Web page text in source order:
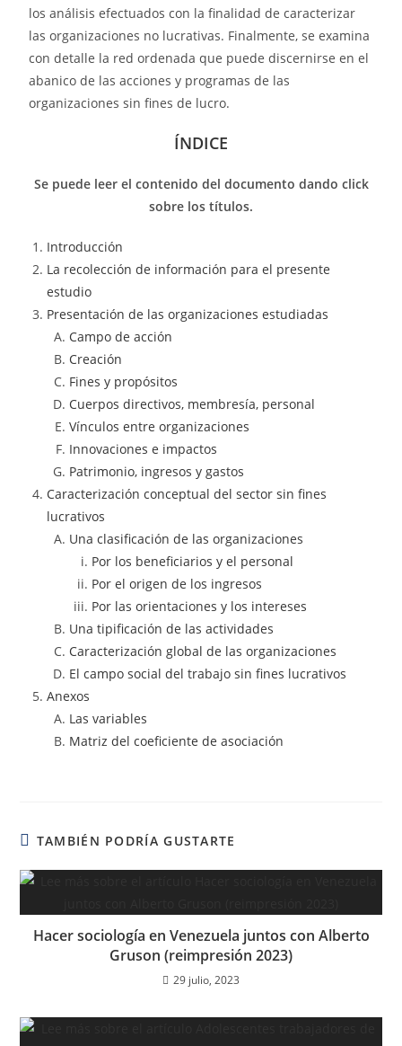
los análisis efectuados con la finalidad de caracterizar
las organizaciones no lucrativas. Finalmente, se examina
con detalle la red ordenada que puede discernirse en el
abanico de las acciones y programas de las
organizaciones sin fines de lucro.
ÍNDICE
Se puede leer el contenido del documento dando click
sobre los títulos.
Introducción
La recolección de información para el presente
estudio
Presentación de las organizaciones estudiadas
Campo de acción
Creación
Fines y propósitos
Cuerpos directivos, membresía, personal
Vínculos entre organizaciones
Innovaciones e impactos
Patrimonio, ingresos y gastos
Caracterización conceptual del sector sin fines
lucrativos
Una clasificación de las organizaciones
Por los beneficiarios y el personal
Por el origen de los ingresos
Por las orientaciones y los intereses
Una tipificación de las actividades
Caracterización global de las organizaciones
El campo social del trabajo sin fines lucrativos
Anexos
Las variables
Matriz del coeficiente de asociación
TAMBIÉN PODRÍA GUSTARTE
Hacer sociología en Venezuela juntos con Alberto
Gruson (reimpresión 2023)
29 julio, 2023